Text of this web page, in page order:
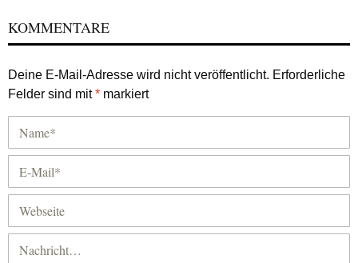
KOMMENTARE
Deine E-Mail-Adresse wird nicht veröffentlicht. Erforderliche
Felder sind mit* markiert